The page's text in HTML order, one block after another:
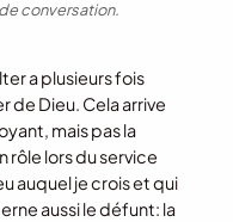
conversation.
a plusieurs fois
de Dieu. Cela arrive
mais pas la
rôle lors du service
auquel je crois et qui
aussi le défunt: la